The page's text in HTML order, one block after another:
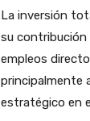
La inversión
su contribución
empleos
principalmente
estratégico en